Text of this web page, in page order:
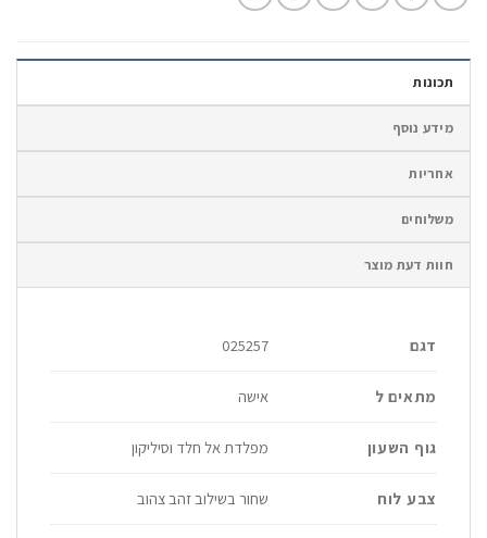
תכונות
מידע נוסף
אחריות
משלוחים
חוות דעת מוצר
דגם 025257
מתאים ל אישה
גוף השעון מפלדת אל חלד וסיליקון
צבע לוח שחור בשילוב זהב צהוב